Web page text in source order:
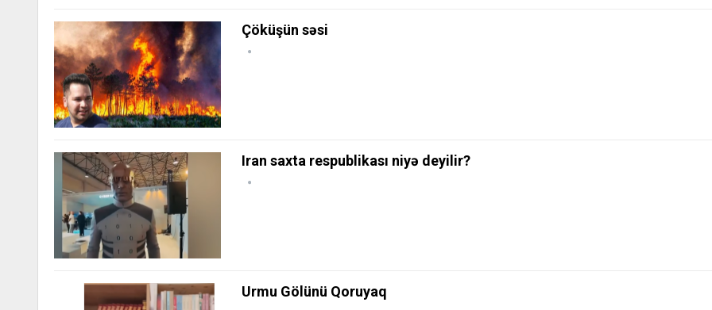
Çöküşün səsi
Iran saxta respublikası niyə deyilir?
Urmu Gölünü Qoruyaq